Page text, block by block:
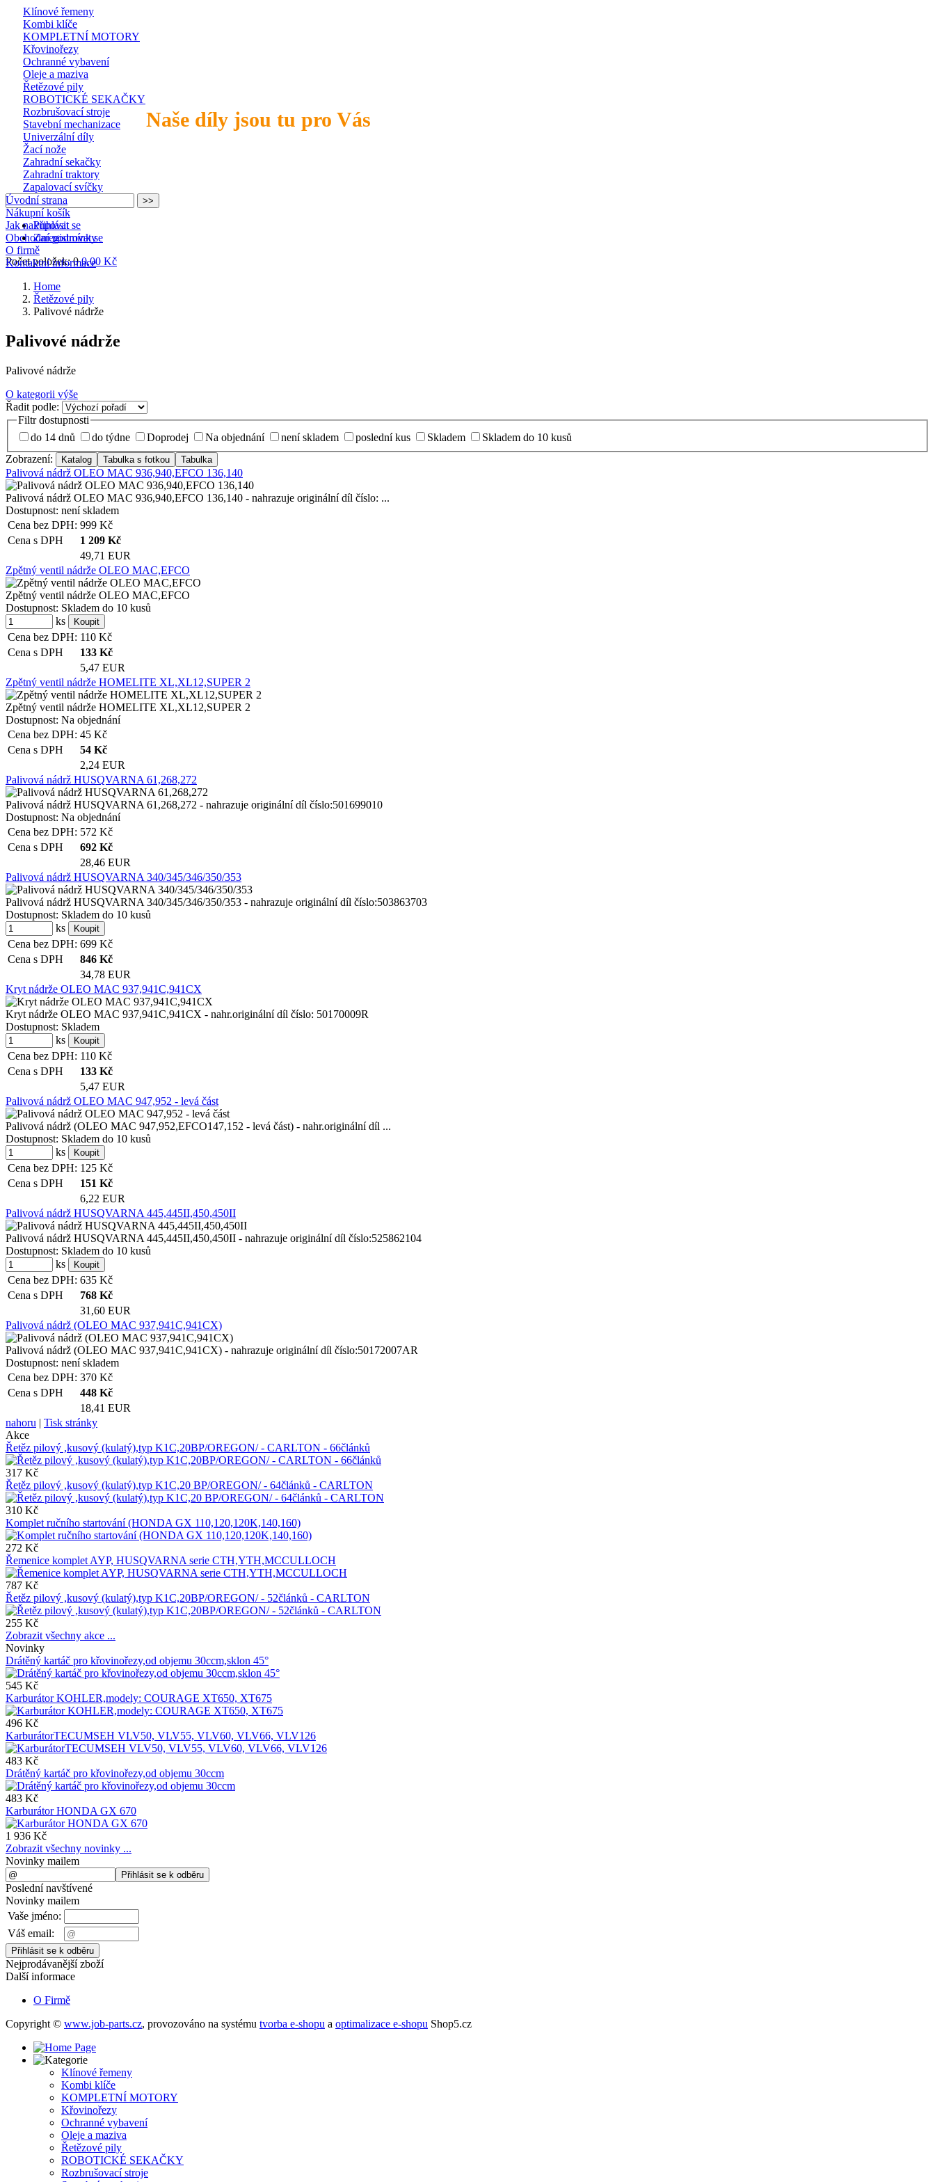
Naše díly jsou tu pro Vás
Klínové řemeny
Kombi klíče
KOMPLETNÍ MOTORY
Křovinořezy
Ochranné vybavení
Oleje a maziva
Řetězové pily
ROBOTICKÉ SEKAČKY
Rozbrušovací stroje
Stavební mechanizace
Univerzální díly
Žací nože
Zahradní sekačky
Zahradní traktory
Zapalovací svíčky
Přihlásit se
Zaregistrovat se
Počet položek: 0 0,00 Kč
Úvodní strana
Nákupní košík
Jak nakupovat
Obchodní podmínky
O firmě
Kontaktní informace
Home
Řetězové pily
Palivové nádrže
Palivové nádrže
Palivové nádrže
O kategorii výše
Řadit podle:
Filtr dostupnosti
do 14 dnů
do týdne Doprodej Na objednání není skladem poslední kus Skladem
Skladem do 10 kusů
Zobrazení:
Palivová nádrž OLEO MAC 936,940,EFCO 136,140
Palivová nádrž OLEO MAC 936,940,EFCO 136,140 - nahrazuje originální díl číslo: ...
Dostupnost: není skladem
Cena bez DPH: 999 Kč
Cena s DPH
1 209 Kč
49,71 EUR
Zpětný ventil nádrže OLEO MAC,EFCO
Zpětný ventil nádrže OLEO MAC,EFCO
Dostupnost: Skladem do 10 kusů
ks
Cena bez DPH: 110 Kč
Cena s DPH
133 Kč
5,47 EUR
Zpětný ventil nádrže HOMELITE XL,XL12,SUPER 2
Zpětný ventil nádrže HOMELITE XL,XL12,SUPER 2
Dostupnost: Na objednání
Cena bez DPH: 45 Kč
Cena s DPH
54 Kč
2,24 EUR
Palivová nádrž HUSQVARNA 61,268,272
Palivová nádrž HUSQVARNA 61,268,272 - nahrazuje originální díl číslo:501699010
Dostupnost: Na objednání
Cena bez DPH: 572 Kč
Cena s DPH
692 Kč
28,46 EUR
Palivová nádrž HUSQVARNA 340/345/346/350/353
Palivová nádrž HUSQVARNA 340/345/346/350/353 - nahrazuje originální díl číslo:503863703
Dostupnost: Skladem do 10 kusů
ks
Cena bez DPH: 699 Kč
Cena s DPH
846 Kč
34,78 EUR
Kryt nádrže OLEO MAC 937,941C,941CX
Kryt nádrže OLEO MAC 937,941C,941CX - nahr.originální díl číslo: 50170009R
Dostupnost: Skladem
ks
Cena bez DPH: 110 Kč
Cena s DPH
133 Kč
5,47 EUR
Palivová nádrž OLEO MAC 947,952 - levá část
Palivová nádrž (OLEO MAC 947,952,EFCO147,152 - levá část) - nahr.originální díl ...
Dostupnost: Skladem do 10 kusů
ks
Cena bez DPH: 125 Kč
Cena s DPH
151 Kč
6,22 EUR
Palivová nádrž HUSQVARNA 445,445II,450,450II
Palivová nádrž HUSQVARNA 445,445II,450,450II - nahrazuje originální díl číslo:525862104
Dostupnost: Skladem do 10 kusů
ks
Cena bez DPH: 635 Kč
Cena s DPH
768 Kč
31,60 EUR
Palivová nádrž (OLEO MAC 937,941C,941CX)
Palivová nádrž (OLEO MAC 937,941C,941CX) - nahrazuje originální díl číslo:50172007AR
Dostupnost: není skladem
Cena bez DPH: 370 Kč
Cena s DPH
448 Kč
18,41 EUR
nahoru | Tisk stránky
Akce
Řetěz pilový ,kusový (kulatý),typ K1C,20BP/OREGON/ - CARLTON - 66článků
317 Kč
Řetěz pilový ,kusový (kulatý),typ K1C,20 BP/OREGON/ - 64článků - CARLTON
310 Kč
Komplet ručního startování (HONDA GX 110,120,120K,140,160)
272 Kč
Řemenice komplet AYP, HUSQVARNA serie CTH,YTH,MCCULLOCH
787 Kč
Řetěz pilový ,kusový (kulatý),typ K1C,20BP/OREGON/ - 52článků - CARLTON
255 Kč
Zobrazit všechny akce ...
Novinky
Drátěný kartáč pro křovinořezy,od objemu 30ccm,sklon 45°
545 Kč
Karburátor KOHLER,modely: COURAGE XT650, XT675
496 Kč
KarburátorTECUMSEH VLV50, VLV55, VLV60, VLV66, VLV126
483 Kč
Drátěný kartáč pro křovinořezy,od objemu 30ccm
483 Kč
Karburátor HONDA GX 670
1 936 Kč
Zobrazit všechny novinky ...
Novinky mailem
Poslední navštívené
Novinky mailem
Vaše jméno:
Váš email:
Nejprodávanější zboží
Další informace
O Firmě
Copyright © www.job-parts.cz, provozováno na systému tvorba e-shopu a optimalizace e-shopu Shop5.cz
Klínové řemeny
Kombi klíče
KOMPLETNÍ MOTORY
Křovinořezy
Ochranné vybavení
Oleje a maziva
Řetězové pily
ROBOTICKÉ SEKAČKY
Rozbrušovací stroje